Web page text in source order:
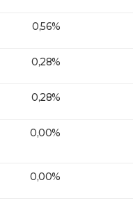
0,56%
0,28%
0,28%
0,00%
0,00%